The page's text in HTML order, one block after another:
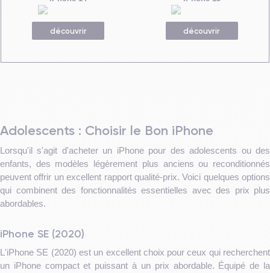
découvrir découvrir
Adolescents : Choisir le Bon iPhone
Lorsqu'il s'agit d'acheter un iPhone pour des adolescents ou des
enfants, des modèles légèrement plus anciens ou reconditionnés
peuvent offrir un excellent rapport qualité-prix. Voici quelques options
qui combinent des fonctionnalités essentielles avec des prix plus
abordables.
iPhone SE (2020)
L'iPhone SE (2020) est un excellent choix pour ceux qui recherchent
un iPhone compact et puissant à un prix abordable. Équipé de la